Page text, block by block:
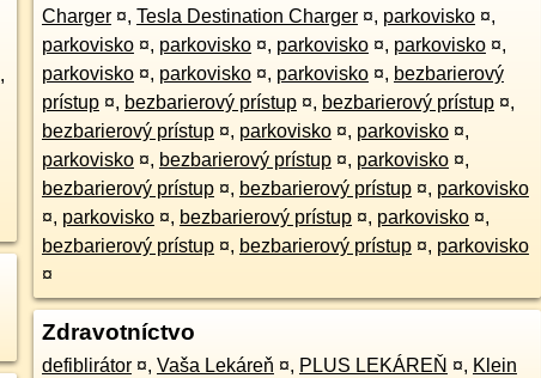
,
Charger ¤, Tesla Destination Charger ¤, parkovisko ¤,
parkovisko ¤, parkovisko ¤, parkovisko ¤, parkovisko ¤,
parkovisko ¤, parkovisko ¤, parkovisko ¤, bezbarierový
prístup ¤, bezbarierový prístup ¤, bezbarierový prístup ¤,
bezbarierový prístup ¤, parkovisko ¤, parkovisko ¤,
parkovisko ¤, bezbarierový prístup ¤, parkovisko ¤,
bezbarierový prístup ¤, bezbarierový prístup ¤, parkovisko
¤, parkovisko ¤, bezbarierový prístup ¤, parkovisko ¤,
bezbarierový prístup ¤, bezbarierový prístup ¤, parkovisko
¤
Zdravotníctvo
defiblirátor ¤, Vaša Lekáreň ¤, PLUS LEKÁREŇ ¤, Klein